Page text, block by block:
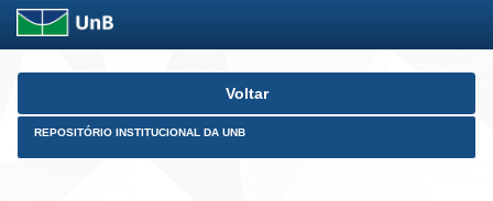
Skip
Voltar
REPOSITÓRIO INSTITUCIONAL DA UNB